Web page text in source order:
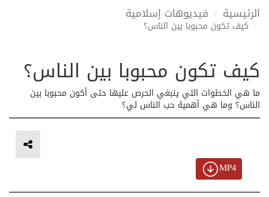
الرئيسية فيديوهات إسلامية
كيف تكون محبوبا بين الناس؟
كيف تكون محبوبا بين الناس؟
ما هي الخطوات التي ينبغي الحرص عليها حتى أكون محبوبا بين
الناس؟ وما هي أهمية حب الناس لي؟
MP4